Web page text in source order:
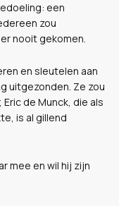
een
zou
nooit gekomen.
en sleutelen aan
uitgezonden. Ze zou
de Munck, die als
is al gillend
mee en wil hij zijn